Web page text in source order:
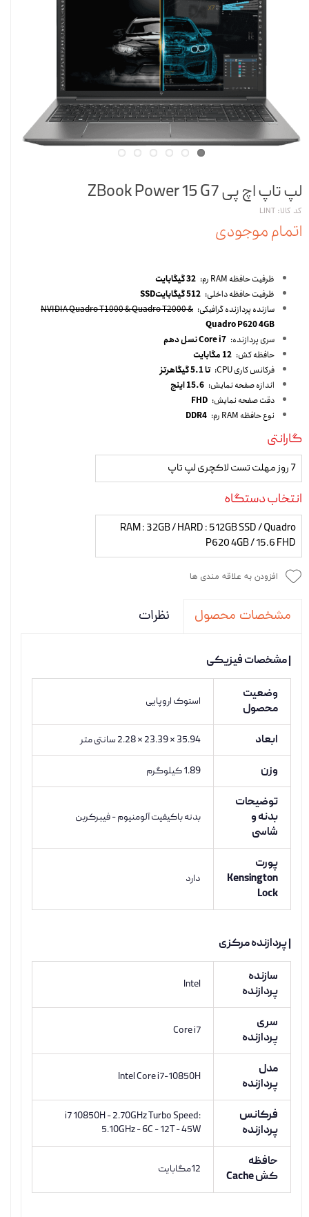
لپ تاپ اچ پی ZBook Power 15 G7
کد کالا: LINT
اتمام موجودی
ظرفیت حافظه RAM رم:
32 گیگابایت
ظرفیت حافظه داخلی: 512 گیگابایتSSD
سازنده پردازنده گرافیکی: NVIDIA Quadro T1000 & Quadro T2000 &
Quadro P620 4GB
سری پردازنده: Core i7 نسل دهم
حافظه کش: 12 مگابایت
فرکانس کاری CPU:
تا 5.1 گیگاهرتز
اندازه صفحه نمایش: 15.6 اینچ
دقت صفحه نمایش: FHD
نوع حافظه RAM رم:
DDR4
گارانتی
7 روز مهلت تست لاکچری لپ تاپ
انتخاب دستگاه
RAM : 32GB / HARD : 512GB SSD / Quadro
P620 4GB / 15.6 FHD
افزودن به علاقه مندی ها
مشخصات محصول نظرات
| مشخصات فیزیکی
وضعیت
محصول
استوک اروپایی
ابعاد 35.94 * 23.39 * 2.28 سانتی متر
وزن 1.89 کیلوگرم
توضیحات
بدنه و
شاسی
بدنه باکیفیت آلومنیوم - فیبرکربن
پورت
Kensington
Lock
دارد
| پردازنده مرکزی
سازنده
پردازنده
Intel
سری
پردازنده
Core i7
مدل
پردازنده
Intel Core i7-10850H
فرکانس
پردازنده
i7 10850H - 2.70GHz Turbo Speed:
5.10GHz - 6C - 12T - 45W
حافظه
کش Cache
12مگابایت